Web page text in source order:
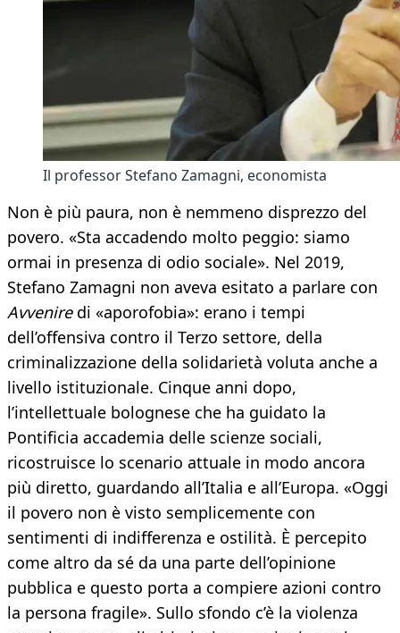
Il professor Stefano Zamagni, economista
Non è più paura, non è nemmeno disprezzo del
povero. «Sta accadendo molto peggio: siamo
ormai in presenza di odio sociale». Nel 2019,
Stefano Zamagni non aveva esitato a parlare con
Avveniredi «aporofobia»: erano i tempi
dell’offensiva contro il Terzo settore, della
criminalizzazione della solidarietà voluta anche a
livello istituzionale. Cinque anni dopo,
l’intellettuale bolognese che ha guidato la
Pontificia accademia delle scienze sociali,
ricostruisce lo scenario attuale in modo ancora
più diretto, guardando all’Italia e all’Europa. «Oggi
il povero non è visto semplicemente con
sentimenti di indifferenza e ostilità. È percepito
come altro da sé da una parte dell’opinione
pubblica e questo porta a compiere azioni contro
la persona fragile». Sullo sfondo c’è la violenza